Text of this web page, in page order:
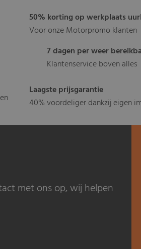
50% korting op werkplaats
Voor onze Motorpromo klanten
7 dagen per weer
Klantenservice boven alles
Laagste prijsgarantie
40% voordeliger dankzij eigen
met ons op, wij helpen